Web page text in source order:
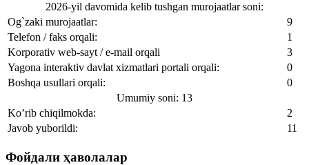
2026-yil davomida kelib tushgan murojaatlar soni:
Og`zaki murojaatlar:
9
Telefon / faks orqali:
1
Korporativ web-sayt / e-mail orqali
3
Yagona interaktiv davlat xizmatlari portali orqali:
0
Boshqa usullari orqali:
0
Umumiy soni: 13
Ko’rib chiqilmokda:
2
Javob yuborildi:
11
Фойдали ҳаволалар